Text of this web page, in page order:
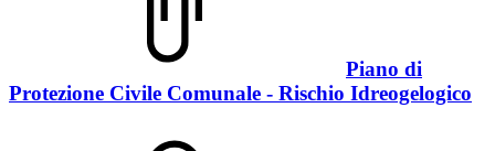
Piano di
Protezione Civile Comunale - Rischio Idreogelogico